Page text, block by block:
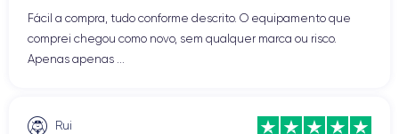
Fácil a compra, tudo conforme descrito. O equipamento que
comprei chegou como novo, sem qualquer marca ou risco.
Apenas apenas ...
Rui